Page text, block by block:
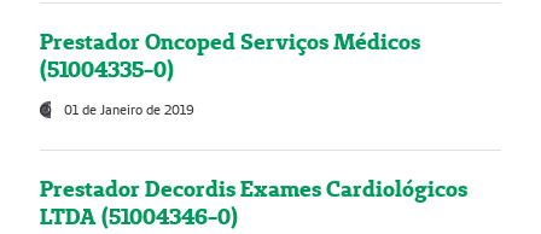
Prestador Oncoped Serviços Médicos
(51004335-0)
01 de Janeiro de 2019
Prestador Decordis Exames Cardiológicos
LTDA (51004346-0)